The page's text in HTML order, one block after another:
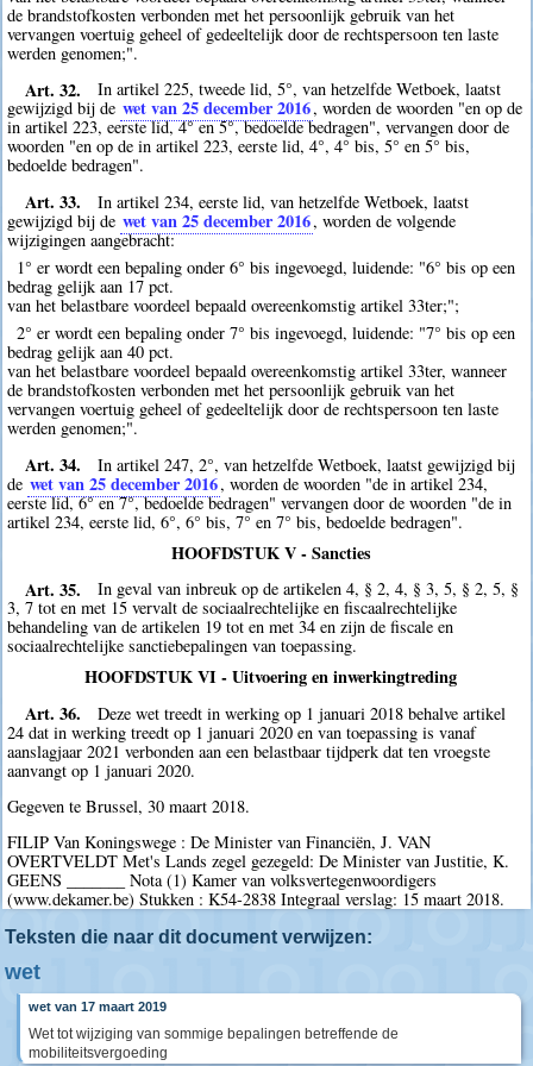
de brandstofkosten verbonden met het persoonlijk gebruik van het
vervangen voertuig geheel of gedeeltelijk door de rechtspersoon ten laste
werden genomen;".
Art. 32.
In artikel 225, tweede lid, 5°, van hetzelfde Wetboek, laatst
gewijzigd bij de wet van 25 december 2016, worden de woorden "en op de
in artikel 223, eerste lid, 4° en 5°, bedoelde bedragen", vervangen door de
woorden "en op de in artikel 223, eerste lid, 4°, 4° bis, 5° en 5° bis,
bedoelde bedragen".
Art. 33.
In artikel 234, eerste lid, van hetzelfde Wetboek, laatst
gewijzigd bij de wet van 25 december 2016, worden de volgende
wijzigingen aangebracht:
1° er wordt een bepaling onder 6° bis ingevoegd, luidende: "6° bis op een
bedrag gelijk aan 17 pct.
van het belastbare voordeel bepaald overeenkomstig artikel 33ter;";
2° er wordt een bepaling onder 7° bis ingevoegd, luidende: "7° bis op een
bedrag gelijk aan 40 pct.
van het belastbare voordeel bepaald overeenkomstig artikel 33ter, wanneer
de brandstofkosten verbonden met het persoonlijk gebruik van het
vervangen voertuig geheel of gedeeltelijk door de rechtspersoon ten laste
werden genomen;".
Art. 34.
In artikel 247, 2°, van hetzelfde Wetboek, laatst gewijzigd bij
de wet van 25 december 2016, worden de woorden "de in artikel 234,
eerste lid, 6° en 7°, bedoelde bedragen" vervangen door de woorden "de in
artikel 234, eerste lid, 6°, 6° bis, 7° en 7° bis, bedoelde bedragen".
HOOFDSTUK V - Sancties
Art. 35.
In geval van inbreuk op de artikelen 4, § 2, 4, § 3, 5, § 2, 5, §
3, 7 tot en met 15 vervalt de sociaalrechtelijke en fiscaalrechtelijke
behandeling van de artikelen 19 tot en met 34 en zijn de fiscale en
sociaalrechtelijke sanctiebepalingen van toepassing.
HOOFDSTUK VI - Uitvoering en inwerkingtreding
Art. 36.
Deze wet treedt in werking op 1 januari 2018 behalve artikel
24 dat in werking treedt op 1 januari 2020 en van toepassing is vanaf
aanslagjaar 2021 verbonden aan een belastbaar tijdperk dat ten vroegste
aanvangt op 1 januari 2020.
Gegeven te Brussel, 30 maart 2018.
FILIP Van Koningswege : De Minister van Financiën, J. VAN
OVERTVELDT Met's Lands zegel gezegeld: De Minister van Justitie, K.
GEENS _______ Nota (1) Kamer van volksvertegenwoordigers
(www.dekamer.be) Stukken : K54-2838 Integraal verslag: 15 maart 2018.
Teksten die naar dit document verwijzen:
wet
wet van 17 maart 2019
Wet tot wijziging van sommige bepalingen betreffende de
mobiliteitsvergoeding